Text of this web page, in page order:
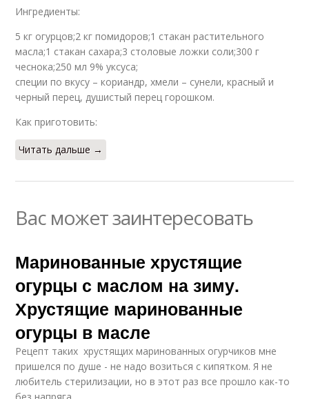
Ингредиенты:
5 кг огурцов;2 кг помидоров;1 стакан растительного
масла;1 стакан сахара;3 столовые ложки соли;300 г
чеснока;250 мл 9% уксуса;
специи по вкусу – кориандр, хмели – сунели, красный и
черный перец, душистый перец горошком.
Как приготовить:
Читать дальше →
Вас может заинтересовать
Маринованные хрустящие
огурцы с маслом на зиму.
Хрустящие маринованные
огурцы в масле
Рецепт таких хрустящих маринованных огурчиков мне
пришелся по душе - не надо возиться с кипятком. Я не
любитель стерилизации, но в этот раз все прошло как-то